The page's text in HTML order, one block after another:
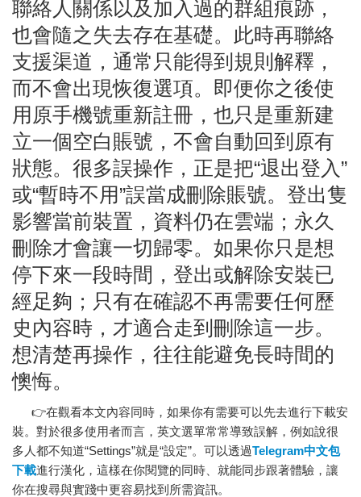
聯絡人關係以及加入過的群組痕跡，
也會隨之失去存在基礎。此時再聯絡
支援渠道，通常只能得到規則解釋，
而不會出現恢復選項。即便你之後使
用原手機號重新註冊，也只是重新建
立一個空白賬號，不會自動回到原有
狀態。很多誤操作，正是把“退出登入”
或“暫時不用”誤當成刪除賬號。登出隻
影響當前裝置，資料仍在雲端；永久
刪除才會讓一切歸零。如果你只是想
停下來一段時間，登出或解除安裝已
經足夠；只有在確認不再需要任何歷
史內容時，才適合走到刪除這一步。
想清楚再操作，往往能避免長時間的
懊悔。
👉在觀看本文內容同時，如果你有需要可以先去進行下載安
裝。對於很多使用者而言，英文選單常常導致誤解，例如說很
多人都不知道“Settings”就是“設定”。可以透過Telegram中文包
下載進行漢化，這樣在你閱覽的同時、就能同步跟著體驗，讓
你在搜尋與實踐中更容易找到所需資訊。